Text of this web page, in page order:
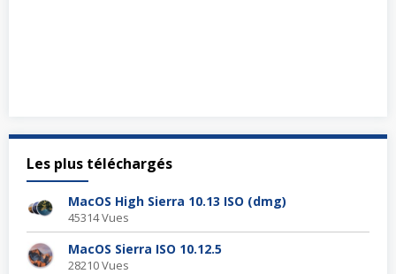
Les plus téléchargés
MacOS High Sierra 10.13 ISO (dmg)
45314 Vues
MacOS Sierra ISO 10.12.5
28210 Vues